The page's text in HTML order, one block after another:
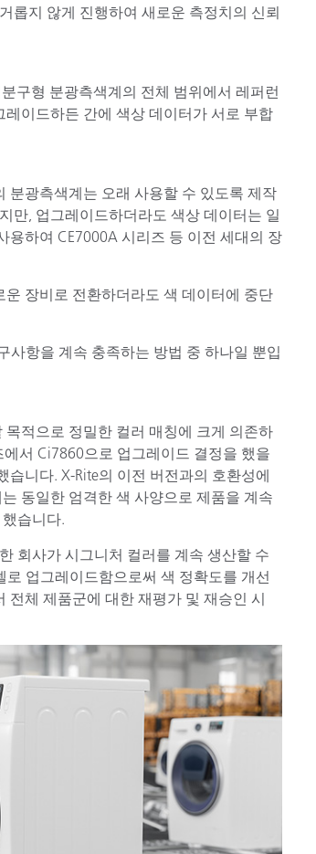
롭지 않게 진행하여 새로운 측정치의 신뢰
구형 분광측색계의 전체 범위에서 레퍼런
이드하든 간에 색상 데이터가 서로 부합
분광측색계는 오래 사용할 수 있도록 제작
만, 업그레이드하더라도 색상 데이터는 일
하여 CE7000A 시리즈 등 이전 세대의 장
장비로 전환하더라도 색 데이터에 중단
사항을 계속 충족하는 방법 중 하나일 뿐입
적으로 정밀한 컬러 매칭에 크게 의존하
서 Ci7860으로 업그레이드 결정을 했을
니다. X-Rite의 이전 버전과의 호환성에
동일한 엄격한 색 사양으로 제품을 계속
습니다.
회사가 시그니처 컬러를 계속 생산할 수
업그레이드함으로써 색 정확도를 개선
전체 제품군에 대한 재평가 및 재승인 시